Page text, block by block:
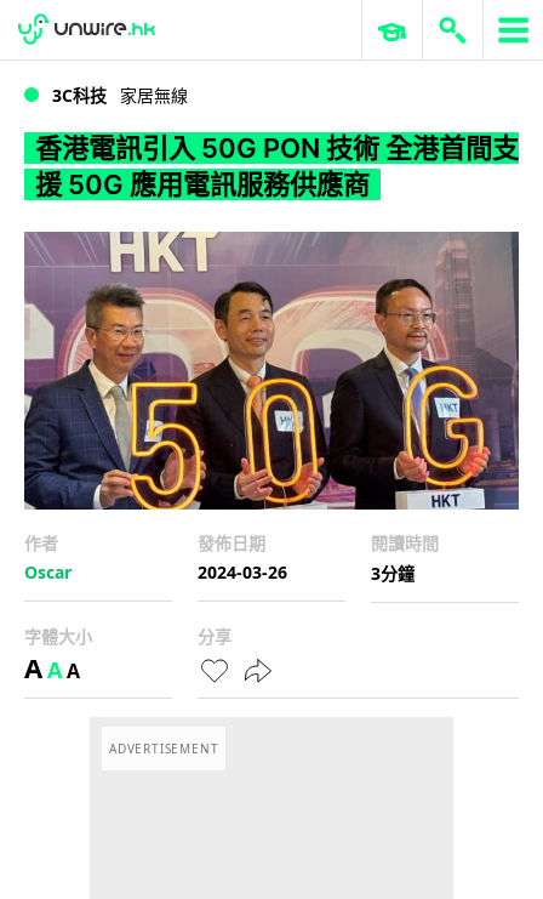
WWDC 2026 ERP 與商業 AI
3C科技 家居無線
香港電訊引入 50G PON 技術 全港首間支
援 50G 應用電訊服務供應商
作者
Oscar
發佈日期
2024-03-26
閱讀時間
3分鐘
字體大小
AAA
分享
ADVERTISEMENT